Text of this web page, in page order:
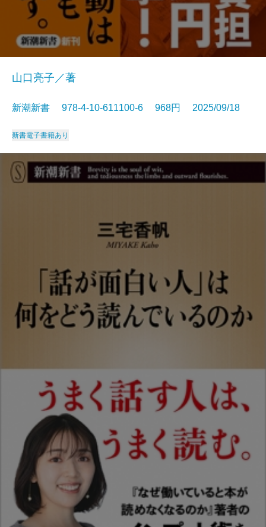
山口亮子／著
新潮新書 978-4-10-611100-6 968円 2025/09/18
新書電子書籍あり